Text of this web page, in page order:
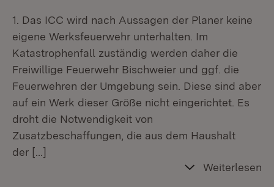
1. Das ICC wird nach Aussagen der Planer keine
eigene Werksfeuerwehr unterhalten. Im
Katastrophenfall zuständig werden daher die
Freiwillige Feuerwehr Bischweier und ggf. die
Feuerwehren der Umgebung sein. Diese sind aber
auf ein Werk dieser Größe nicht eingerichtet. Es
droht die Notwendigkeit von
Zusatzbeschaffungen, die aus dem Haushalt
der […]
Weiterlesen